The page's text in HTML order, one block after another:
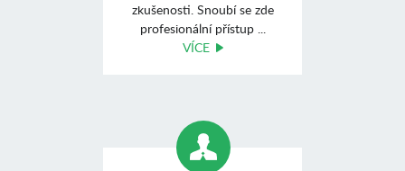
zkušenosti. Snoubí se zde
profesionální přístup ...
VÍCE